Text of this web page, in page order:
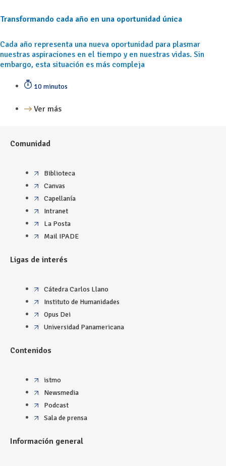
Transformando cada año en una oportunidad única
Cada año representa una nueva oportunidad para plasmar
nuestras aspiraciones en el tiempo y en nuestras vidas. Sin
embargo, esta situación es más compleja
10 minutos
Ver más
Comunidad
Biblioteca
Canvas
Capellanía
Intranet
La Posta
Mail IPADE
Ligas de interés
Cátedra Carlos Llano
Instituto de Humanidades
Opus Dei
Universidad Panamericana
Contenidos
istmo
Newsmedia
Podcast
Sala de prensa
Información general